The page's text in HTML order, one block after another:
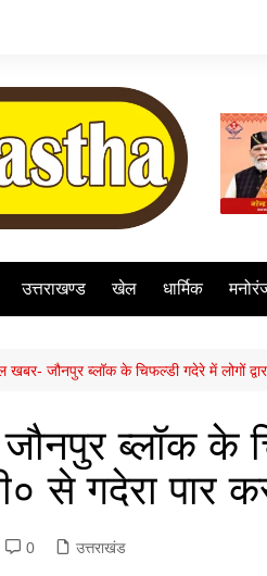
उत्तराखण्ड खेल धार्मिक
खबर- जौनपुर ब्लॉक के चिफल्डी गदेरे में लोगों
ब्लॉक के
से गदेरा पार
0 उत्तराखंड